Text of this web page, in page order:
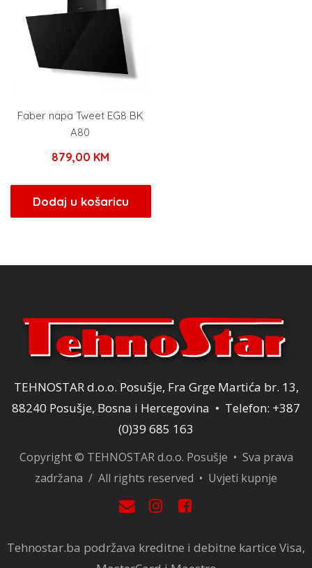
Faber napa Tweet EG8 BK
A80
879,00 KM
Dodaj u košaricu
TEHNOSTAR d.o.o. Posušje, Fra Grge Martića br. 13,
88240 Posušje, Bosna i Hercegovina • Telefon: +387
(0)39 685 163
Copyright © TEHNOSTAR d.o.o. Posušje • Sva prava
zadržana / All rights reserved • Uvjeti kupnje
Tehnostar.ba podržava kreditne i debitne kartice Visa,